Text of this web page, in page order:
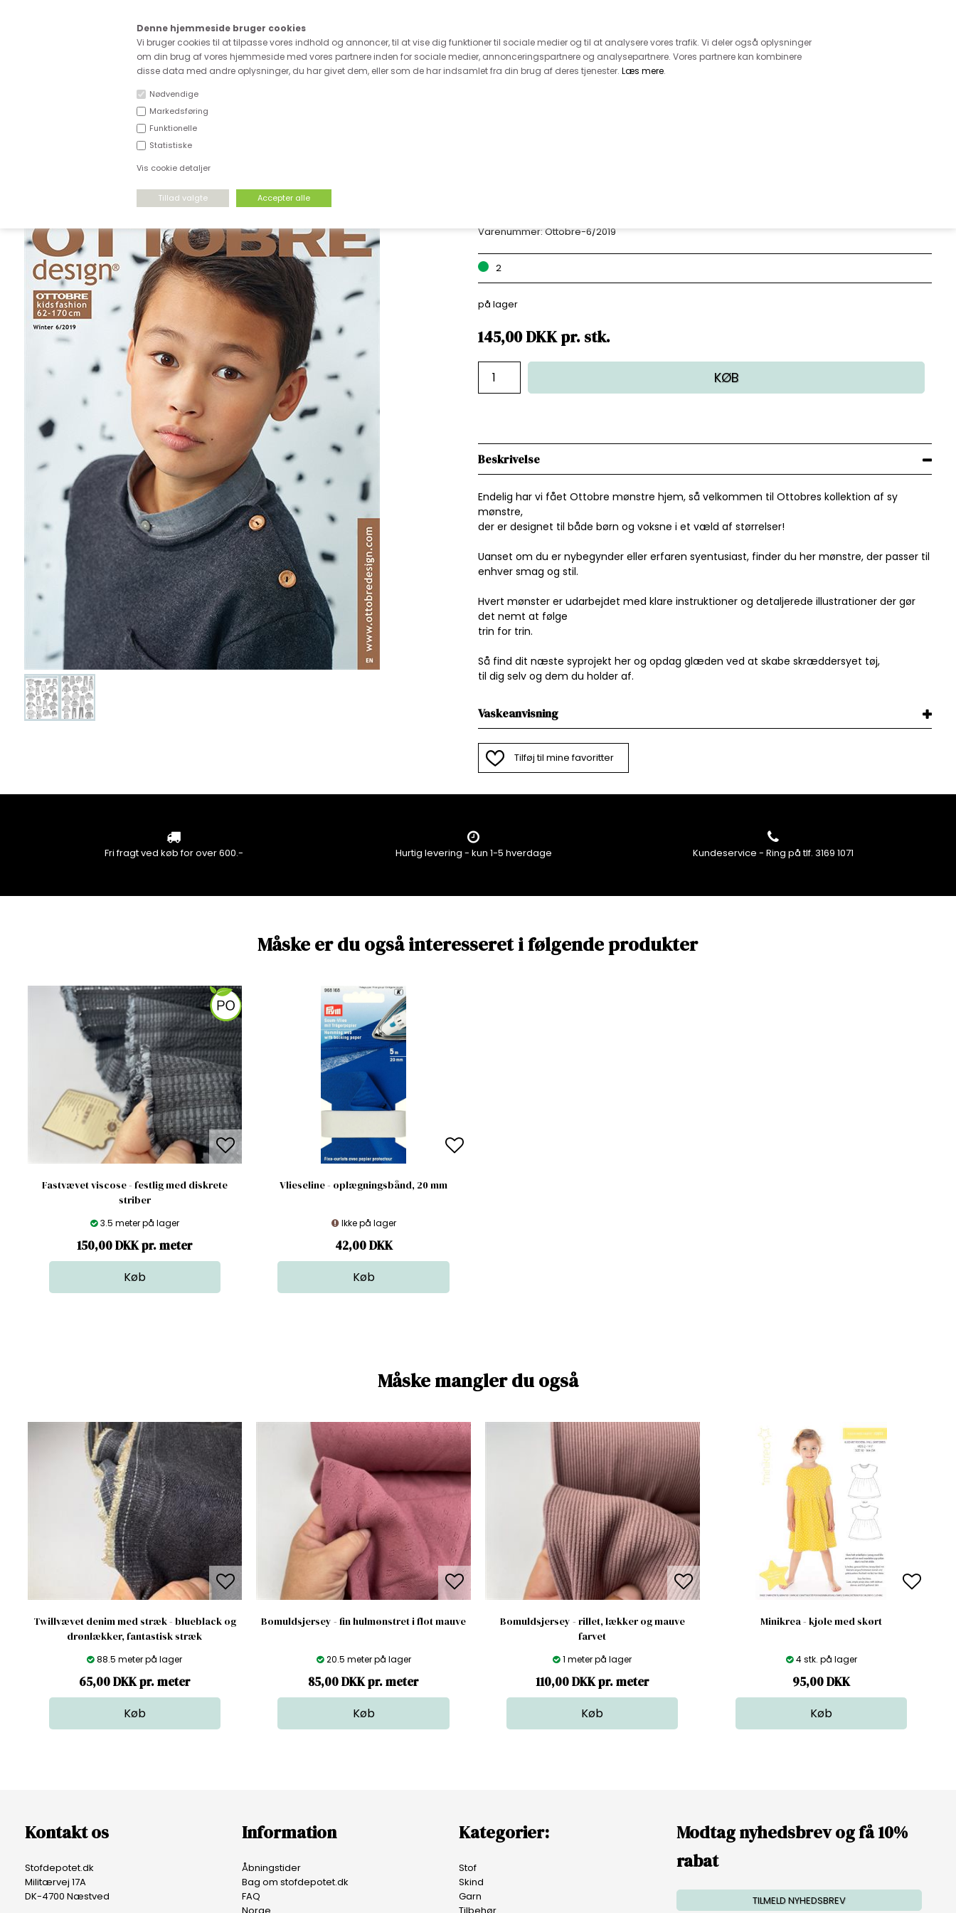
Denne hjemmeside bruger cookies
Vi bruger cookies til at tilpasse vores indhold og annoncer, til at vise dig funktioner til sociale medier og til at analysere vores trafik. Vi deler også oplysninger
om din brug af vores hjemmeside med vores partnere inden for sociale medier, annonceringspartnere og analysepartnere. Vores partnere kan kombinere
disse data med andre oplysninger, du har givet dem, eller som de har indsamlet fra din brug af deres tjenester. Læs mere.
Nødvendige
Markedsføring
Funktionelle
Statistiske
Vis cookie detaljer
Fri fragt ved køb for over 600.-
DEADSTOCK
Varenummer:Ottobre-6/2019
2
på lager
145,00DKKpr. stk.
KØB
Beskrivelse
Endelig har vi fået Ottobre mønstre hjem, så velkommen til Ottobres kollektion af sy
mønstre,
der er designet til både børn og voksne i et væld af størrelser!
Uanset om du er nybegynder eller erfaren syentusiast, finder du her mønstre, der passer til
enhver smag og stil.
Hvert mønster er udarbejdet med klare instruktioner og detaljerede illustrationer der gør
det nemt at følge
trin for trin.
Så find dit næste syprojekt her og opdag glæden ved at skabe skræddersyet tøj,
til dig selv og dem du holder af.
Vaskeanvisning
Tilføj til mine favoritter
Fri fragt ved køb for over 600.- Hurtig levering - kun 1-5 hverdage Kundeservice - Ring på tlf. 3169 1071
Måske er du også interesseret i følgende produkter
Fastvævet viscose - festlig med diskrete
striber
3.5 meter på lager
150,00 DKK pr. meter
Vlieseline - oplægningsbånd, 20 mm
Ikke på lager
42,00DKK
Måske mangler du også
Twillvævet denim med stræk - blueblack og
drønlækker, fantastisk stræk
88.5 meter på lager
65,00 DKK pr. meter
Bomuldsjersey - fin hulmønstret i flot mauve
20.5 meter på lager
85,00 DKK pr. meter
Bomuldsjersey - rillet, lækker og mauve
farvet
1 meter på lager
110,00 DKK pr. meter
Minikrea - kjole med skørt
4 stk. på lager
95,00DKK
Kontakt os
Stofdepotet.dk
Militærvej 17A
DK-4700 Næstved
Information
Åbningstider
Bag om stofdepotet.dk
FAQ
Kategorier:
Stof
Skind
Garn
Modtag nyhedsbrev og få 10%
rabat
TILMELD NYHEDSBREV